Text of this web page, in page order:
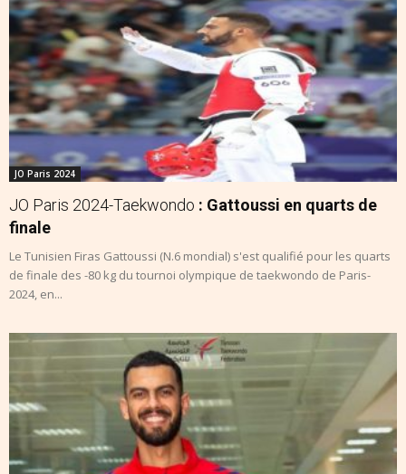
JO Paris 2024
JO Paris 2024-Taekwondo : Gattoussi en quarts de
finale
Le Tunisien Firas Gattoussi (N.6 mondial) s'est qualifié pour les quarts
de finale des -80 kg du tournoi olympique de taekwondo de Paris-
2024, en...